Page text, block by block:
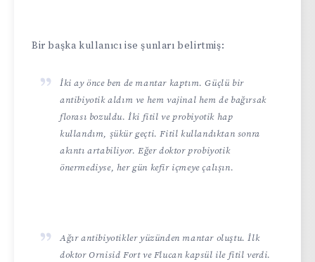
Bir başka kullanıcı ise şunları belirtmiş:
İki ay önce ben de mantar kaptım. Güçlü bir
antibiyotik aldım ve hem vajinal hem de bağırsak
florası bozuldu. İki fitil ve probiyotik hap
kullandım, şükür geçti. Fitil kullandıktan sonra
akıntı artabiliyor. Eğer doktor probiyotik
önermediyse, her gün kefir içmeye çalışın.
Ağır antibiyotikler yüzünden mantar oluştu. İlk
doktor Ornisid Fort ve Flucan kapsül ile fitil verdi.